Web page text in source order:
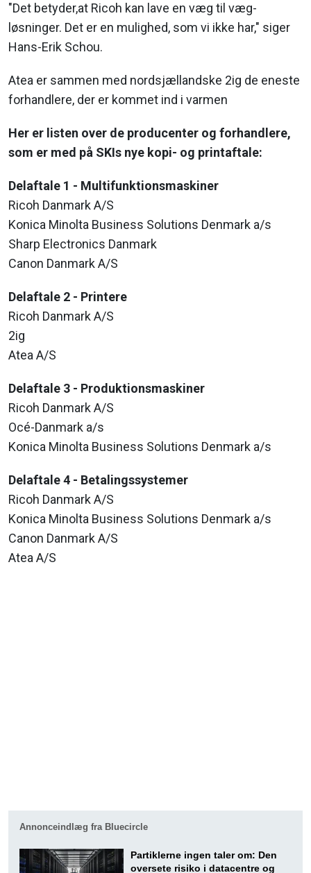
"Det betyder,at Ricoh kan lave en væg til væg-
løsninger. Det er en mulighed, som vi ikke har," siger
Hans-Erik Schou.
Atea er sammen med nordsjællandske 2ig de eneste
forhandlere, der er kommet ind i varmen
Her er listen over de producenter og forhandlere,
som er med på SKIs nye kopi- og printaftale:
Delaftale 1 - Multifunktionsmaskiner
Ricoh Danmark A/S
Konica Minolta Business Solutions Denmark a/s
Sharp Electronics Danmark
Canon Danmark A/S
Delaftale 2 - Printere
Ricoh Danmark A/S
2ig
Atea A/S
Delaftale 3 - Produktionsmaskiner
Ricoh Danmark A/S
Océ-Danmark a/s
Konica Minolta Business Solutions Denmark a/s
Delaftale 4 - Betalingssystemer
Ricoh Danmark A/S
Konica Minolta Business Solutions Denmark a/s
Canon Danmark A/S
Atea A/S
Annonceindlæg fra Bluecircle
Partiklerne ingen taler om: Den
oversete risiko i datacentre og